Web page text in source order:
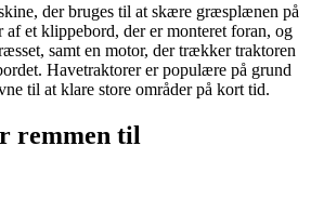
der bruges til at skære græsplænen på
af et klippebord, der er monteret foran, og
samt en motor, der trækker traktoren
Havetraktorer er populære på grund
til at klare store områder på kort tid.
remmen til